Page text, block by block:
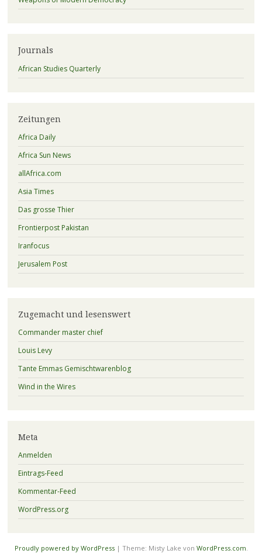
Journals
African Studies Quarterly
Zeitungen
Africa Daily
Africa Sun News
allAfrica.com
Asia Times
Das grosse Thier
Frontierpost Pakistan
Iranfocus
Jerusalem Post
Zugemacht und lesenswert
Commander master chief
Louis Levy
Tante Emmas Gemischtwarenblog
Wind in the Wires
Meta
Anmelden
Eintrags-Feed
Kommentar-Feed
WordPress.org
Proudly powered by WordPress | Theme: Misty Lake von WordPress.com.